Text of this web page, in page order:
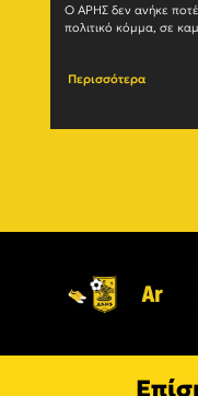
Ο ΑΡΗΣ δεν ανήκε ποτέ
πολιτικό κόμμα, σε
Περισσότερα